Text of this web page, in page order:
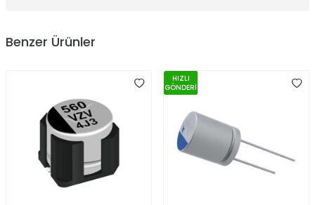
Benzer Ürünler
HIZLI
GÖNDERİ